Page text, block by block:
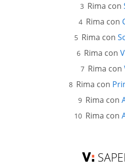
Rima con
Rima con
Rima con
Rima con
Rima con
Rima con
Rima con
Rima con